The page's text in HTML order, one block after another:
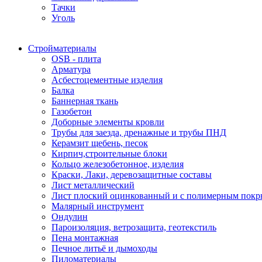
Тачки
Уголь
Стройматериалы
OSB - плита
Арматура
Асбестоцементные изделия
Балка
Баннерная ткань
Газобетон
Доборные элементы кровли
Трубы для заезда, дренажные и трубы ПНД
Керамзит щебень, песок
Кирпич,строительные блоки
Кольцо железобетонное, изделия
Краски, Лаки, деревозащитные составы
Лист металлический
Лист плоский оцинкованный и с полимерным
Малярный инструмент
Ондулин
Пароизоляция, ветрозащита, геотекстиль
Пена монтажная
Печное литьё и дымоходы
Пиломатериалы